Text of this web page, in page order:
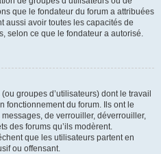
que le fondateur du forum a attribuées
aussi avoir toutes les capacités de
selon ce que le fondateur a autorisé.
groupes d’utilisateurs) dont le travail
fonctionnement du forum. Ils ont le
de verrouiller, déverrouiller,
des forums qu’ils modèrent.
que les utilisateurs partent en
ou offensant.